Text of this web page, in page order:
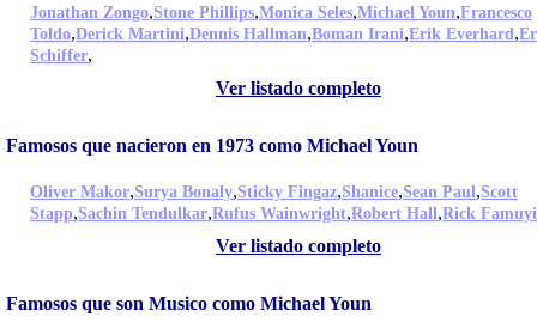
Jonathan Zongo,Stone Phillips,Monica Seles,Michael Youn,Francesco
Toldo,Derick Martini,Dennis Hallman,Boman Irani,Erik Everhard,
Schiffer,
Ver listado completo
Famosos que nacieron en 1973 como Michael Youn
Oliver Makor,Surya Bonaly,Sticky Fingaz,Shanice,Sean Paul,Scott
Stapp,Sachin Tendulkar,Rufus Wainwright,Robert Hall,Rick
Ver listado completo
Famosos que son Musico como Michael Youn